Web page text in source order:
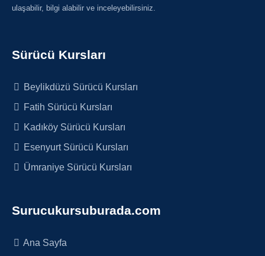
ulaşabilir, bilgi alabilir ve inceleyebilirsiniz.
Sürücü Kursları
Beylikdüzü Sürücü Kursları
Fatih Sürücü Kursları
Kadıköy Sürücü Kursları
Esenyurt Sürücü Kursları
Ümraniye Sürücü Kursları
Surucukursuburada.com
Ana Sayfa